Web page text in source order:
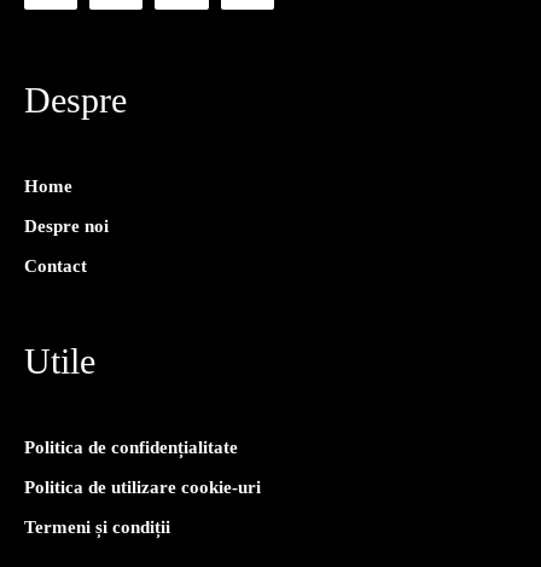
Despre
Home
Despre noi
Contact
Utile
Politica de confidențialitate
Politica de utilizare cookie-uri
Termeni și condiții